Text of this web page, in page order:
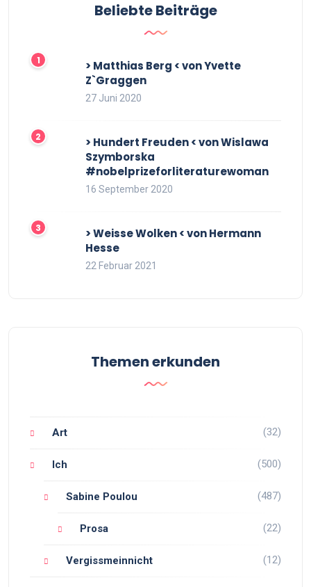
Beliebte Beiträge
> Matthias Berg < von Yvette
Z`Graggen
27 Juni 2020
> Hundert Freuden < von Wislawa
Szymborska
#nobelprizeforliteraturewoman
16 September 2020
> Weisse Wolken < von Hermann
Hesse
22 Februar 2021
Themen erkunden
Art (32)
Ich (500)
Sabine Poulou (487)
Prosa (22)
Vergissmeinnicht (12)